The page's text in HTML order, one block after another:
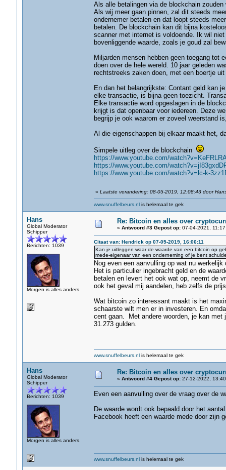
Als alle betalingen via de blockchain
Als wij meer gaan pinnen, zal dit steeds
ondernemer betalen en dat loopt steeds
betalen. De blockchain kan dit bijna
scanner met internet is voldoende. Ik wil
bovenliggende waarde, zoals je goud zal
Miljarden mensen hebben geen toegang tot
doen over de hele wereld. 10 jaar geleden
rechtstreeks zaken doen, met een boertje uit
En dan het belangrijkste: Contant geld kan
elke transactie, is bijna geen toezicht.
Elke transactie word opgeslagen in de
krijgt is dat openbaar voor iedereen. Deze
begrijp je ook waarom er zoveel
Al die eigenschappen bij elkaar maakt het,
Simpele uitleg over de blockchain
https://www.youtube.com/
https://www.youtube.com/
https://www.youtube.com/watch?v=lc-k-
« Laatste verandering: 08-05-2019, 12:08:43 door
www.snuffelbeurs.nlis helemaal te gek
Hans
Global Moderator
Schipper
Berichten: 1039
Morgen is alles anders.
Re: Bitcoin en alles over
« Antwoord #3 Gepost op:07-04-2021,
Citaat van: Hendrick op 07-05-2019, 16:06:11
Kan je uitleggen waar de waarde van een bitcoin op
mede-eigenaar van een onderneming of je bent
Nog even een aanvulling op wat nu werkelijk
Het is particulier ingebracht geld en de
betalen en levert het ook wat op, neemt de
ook het geval mij aandelen, heb zelfs de
Wat bitcoin zo interessant maakt is het
schaarste wilt men er in investeren. En
cent gaan. Met andere woorden, je kan
31.273 gulden.
www.snuffelbeurs.nlis helemaal te gek
Hans
Global Moderator
Schipper
Berichten: 1039
Morgen is alles anders.
Re: Bitcoin en alles over
« Antwoord #4 Gepost op:27-12-2022,
Even een aanvulling over de vraag over de
De waarde wordt ook bepaald door het
Facebook heeft een waarde mede door zijn
www.snuffelbeurs.nlis helemaal te gek